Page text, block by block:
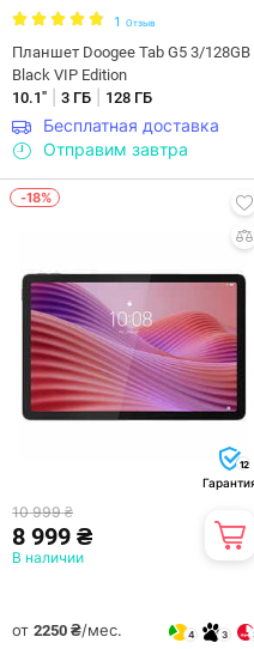
1 Отзыв
Планшет Doogee Tab G5 3/128GB
Black VIP Edition
10.1"
3 ГБ 128 ГБ
Бесплатная доставка
Отправим завтра
-18%
12
10 999 ₴
8 999 ₴
В наличии
от 2250 ₴/мес. 4 3